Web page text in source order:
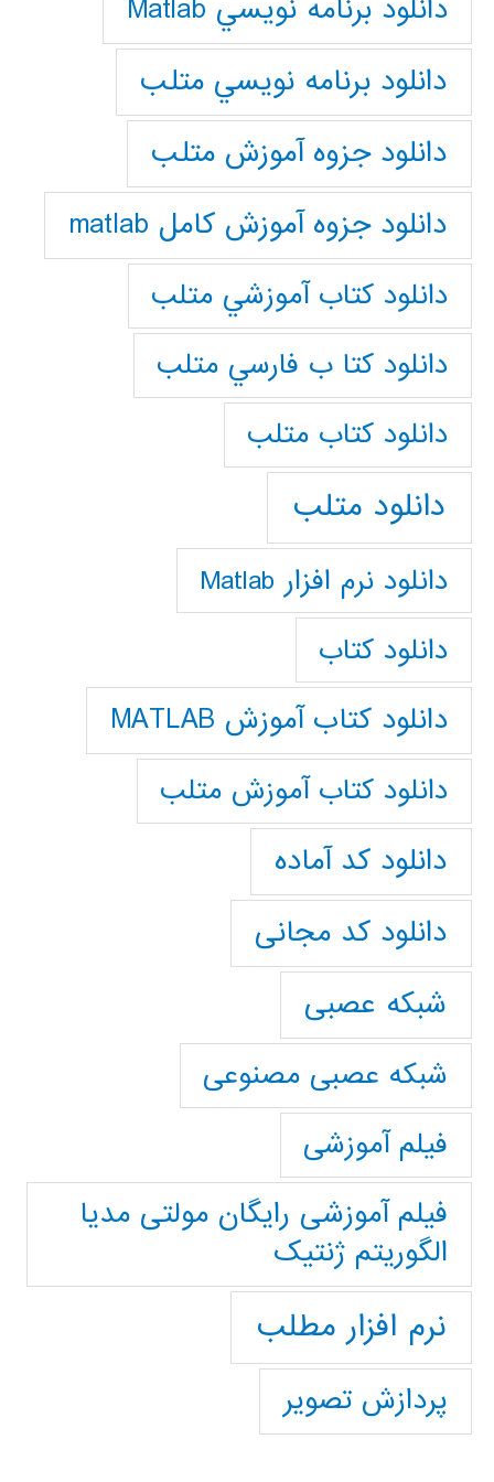
دانلود برنامه نويسي Matlab
دانلود برنامه نويسي متلب
دانلود جزوه آموزش متلب
دانلود جزوه آموزش کامل matlab
دانلود كتاب آموزشي متلب
دانلود كتا ب فارسي متلب
دانلود كتاب متلب
دانلود متلب
دانلود نرم افزار Matlab
دانلود کتاب
دانلود کتاب آموزش MATLAB
دانلود کتاب آموزش متلب
دانلود کد آماده
دانلود کد مجانی
شبکه عصبی
شبکه عصبی مصنوعی
فیلم آموزشی
فیلم آموزشی رایگان مولتی مدیا
الگوریتم ژنتیک
نرم افزار مطلب
پردازش تصویر